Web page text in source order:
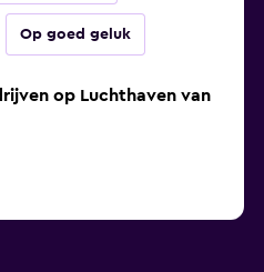
Op goed geluk
op Luchthaven van